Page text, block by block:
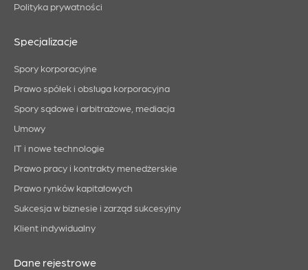
Polityka prywatności
Specjalizacje
Spory korporacyjne
Prawo spółek i obsługa korporacyjna
Spory sądowe i arbitrażowe, mediacja
Umowy
IT i nowe technologie
Prawo pracy i kontrakty menedżerskie
Prawo rynków kapitałowych
Sukcesja w biznesie i zarząd sukcesyjny
Klient indywidualny
Dane rejestrowe